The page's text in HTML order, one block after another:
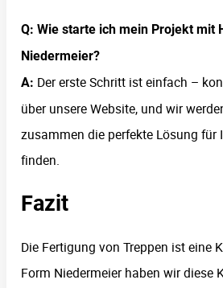
Q: Wie starte ich mein Projekt mit
Niedermeier?
A: Der erste Schritt ist einfach –
über unsere Website, und wir
zusammen die perfekte Lösung für
finden.
Fazit
Die Fertigung von Treppen ist eine
Form Niedermeier haben wir diese